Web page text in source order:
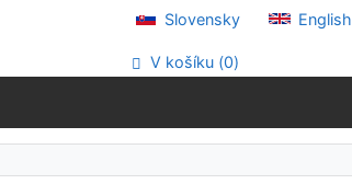
Slovensky English
V košíku (0)